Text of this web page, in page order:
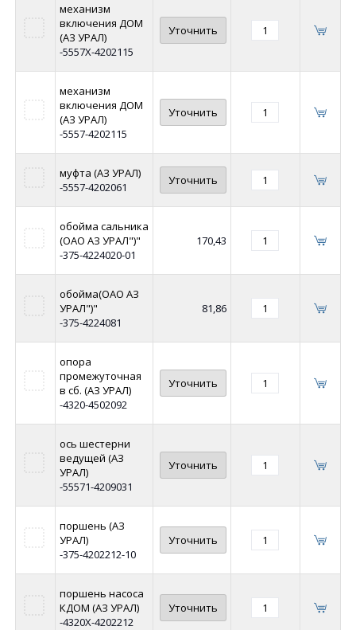
механизм
включения ДОМ
(АЗ УРАЛ)
-5557Х-4202115
Уточнить
механизм
включения ДОМ
(АЗ УРАЛ)
-5557-4202115
Уточнить
муфта (АЗ УРАЛ)
-5557-4202061
Уточнить
обойма сальника
(ОАО АЗ УРАЛ")"
-375-4224020-01
170,43
обойма(ОАО АЗ
УРАЛ")"
-375-4224081
81,86
опора
промежуточная
в сб. (АЗ УРАЛ)
-4320-4502092
Уточнить
ось шестерни
ведущей (АЗ
УРАЛ)
-55571-4209031
Уточнить
поршень (АЗ
УРАЛ)
-375-4202212-10
Уточнить
поршень насоса
КДОМ (АЗ УРАЛ)
-4320Х-4202212
Уточнить